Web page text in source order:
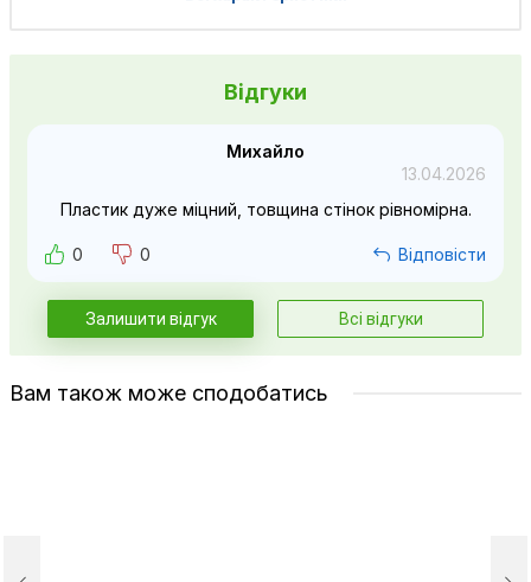
Відгуки
Михайло
13.04.2026
Пластик дуже міцний, товщина стінок рівномірна.
0 0 Відповісти
Залишити відгук Всі відгуки
Вам також може сподобатись